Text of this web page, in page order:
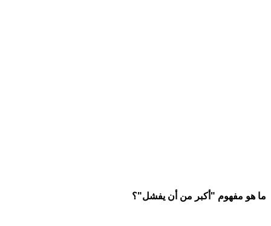
ما هو مفهوم "أكبر من أن يفشل"؟